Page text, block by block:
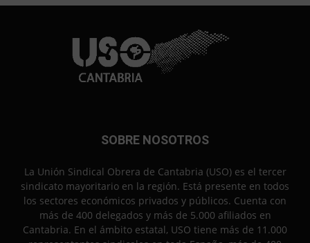
SOBRE NOSOTROS
La Unión Sindical Obrera de Cantabria (USO) es el tercer
sindicato mayoritario en la región. Está presente en todos
los sectores económicos privados y públicos. Cuenta con
más de 400 delegados y más de 5.000 afiliados en
Cantabria. En el ámbito estatal, USO tiene más de 11.000